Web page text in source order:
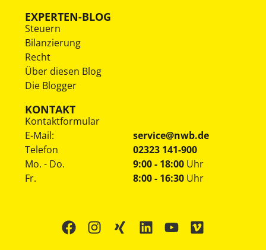
EXPERTEN-BLOG
Steuern
Bilanzierung
Recht
Über diesen Blog
Die Blogger
KONTAKT
Kontaktformular
E-Mail:
service@nwb.de
Telefon
02323 141-900
Mo. - Do.
Fr.
9:00 - 18:00 Uhr
8:00 - 16:30 Uhr